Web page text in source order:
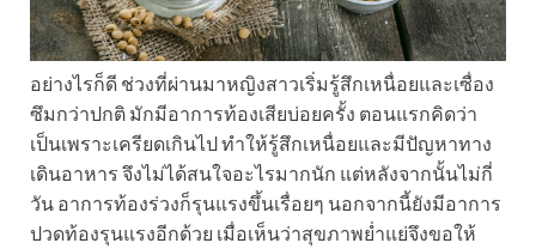
อย่างไรก็ดี ช่วงที่ผ่านมาหญิงสาวเริ่มรู้สึกเหนื่อยและเซื่อง
ซึมกว่าปกติ มักมีอาการท้องเสียบ่อยครั้ง ตอนแรกคิดว่า
เป็นเพราะเครียดเกินไป ทำให้รู้สึกเหนื่อยและมีปัญหาทาง
เดินอาหาร จึงไม่ได้สนใจอะไรมากนัก แต่หลังจากนั้นไม่กี่
วัน อาการท้องร่วงก็รุนแรงขึ้นเรื่อยๆ นอกจากนี้ยังมีอาการ
ปวดท้องรุนแรงอีกด้วย เมื่อเห็นว่าสุขภาพย่ำแย่จึงขอให้